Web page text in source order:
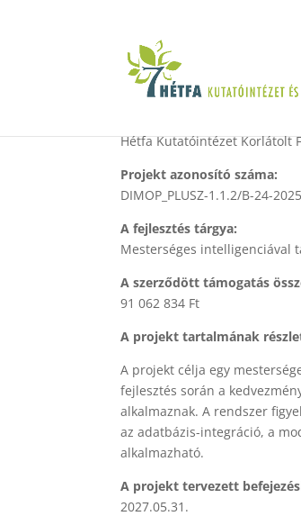
Hétfa Kutatóintézet Korlátolt
Projekt azonosító száma:
DIMOP_PLUSZ-1.1.2/B-24-
A fejlesztés tárgya:
Mesterséges intelligenciával
A szerződött támogatás
91 062 834 Ft
A projekt tartalmának
A projekt célja egy
fejlesztés során a
alkalmaznak. A rendszer
az adatbázis-integráció, a
alkalmazható.
A projekt tervezett
2027.05.31.